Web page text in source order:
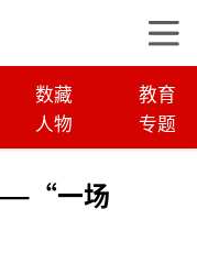
数藏
教育
人物 专题
一场